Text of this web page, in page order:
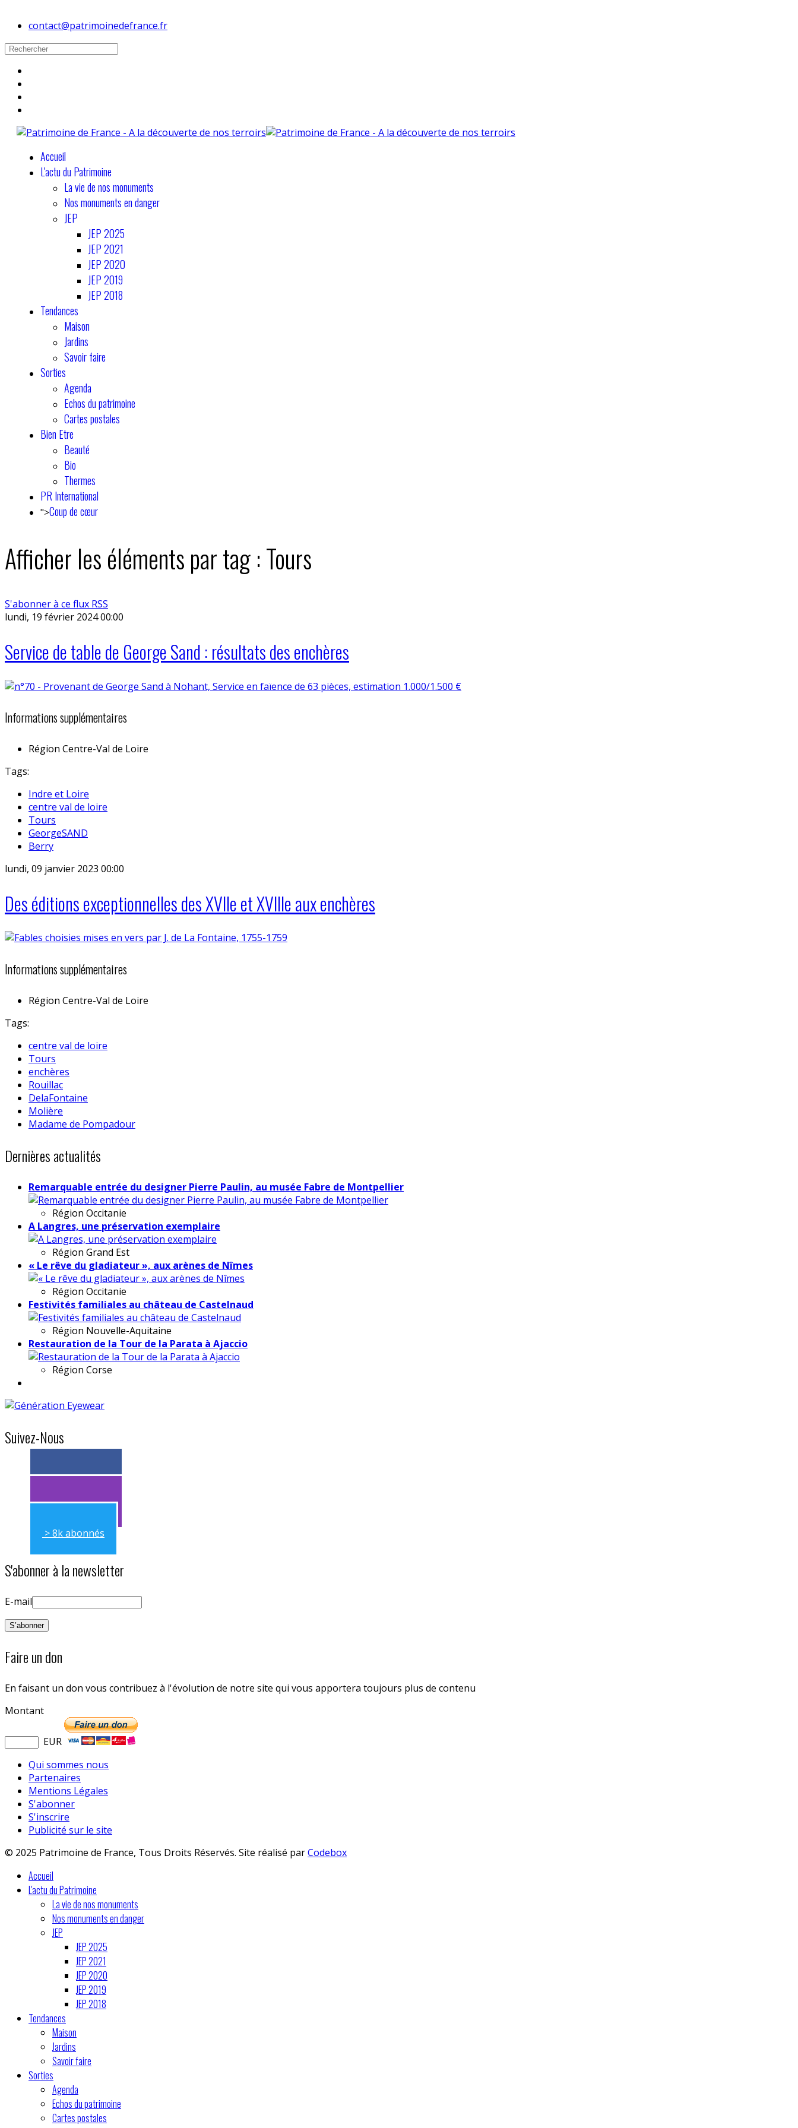
contact@patrimoinedefrance.fr
Accueil
L'actu du Patrimoine
La vie de nos monuments
Nos monuments en danger
JEP
JEP 2025
JEP 2021
JEP 2020
JEP 2019
JEP 2018
Tendances
Maison
Jardins
Savoir faire
Sorties
Agenda
Echos du patrimoine
Cartes postales
Bien Etre
Beauté
Bio
Thermes
PR International
">Coup de cœur
Afficher les éléments par tag : Tours
S'abonner à ce flux RSS
lundi, 19 février 2024 00:00
Service de table de George Sand : résultats des enchères
Informations supplémentaires
Région Centre-Val de Loire
Tags:
Indre et Loire
centre val de loire
Tours
GeorgeSAND
Berry
lundi, 09 janvier 2023 00:00
Des éditions exceptionnelles des XVIIe et XVIIIe aux enchères
Informations supplémentaires
Région Centre-Val de Loire
Tags:
centre val de loire
Tours
enchères
Rouillac
DelaFontaine
Molière
Madame de Pompadour
Dernières actualités
Remarquable entrée du designer Pierre Paulin, au musée Fabre de Montpellier
Région Occitanie
A Langres, une préservation exemplaire
Région Grand Est
« Le rêve du gladiateur », aux arènes de Nîmes
Région Occitanie
Festivités familiales au château de Castelnaud
Région Nouvelle-Aquitaine
Restauration de la Tour de la Parata à Ajaccio
Région Corse
Suivez-Nous
> 11k abonnés
> 11k abonnés
> 8k abonnés
S'abonner à la newsletter
E-mail
Faire un don
En faisant un don vous contribuez à l'évolution de notre site qui vous apportera toujours plus de contenu
Montant
EUR
Qui sommes nous
Partenaires
Mentions Légales
S'abonner
S'inscrire
Publicité sur le site
© 2025 Patrimoine de France, Tous Droits Réservés. Site réalisé parCodebox
Accueil
L'actu du Patrimoine
La vie de nos monuments
Nos monuments en danger
JEP
JEP 2025
JEP 2021
JEP 2020
JEP 2019
JEP 2018
Tendances
Maison
Jardins
Savoir faire
Sorties
Agenda
Echos du patrimoine
Cartes postales